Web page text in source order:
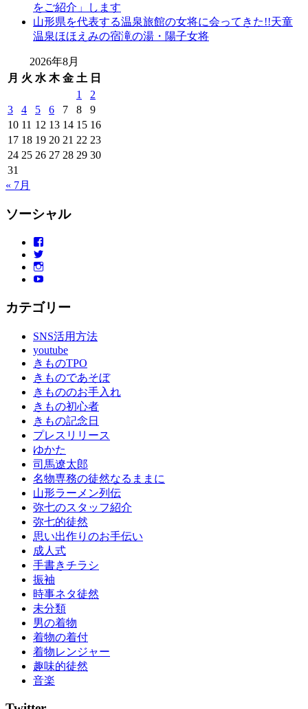
をご紹介」します
山形県を代表する温泉旅館の女将に会ってきた!!天童
温泉ほほえみの宿滝の湯・陽子女将
2026年8月
月 火 水 木 金 土 日
1
2
3
4 5 6 7 8
9
10 11 12 13 14 15 16
17 18 19 20 21 22 23
24 25 26 27 28 29 30
31
« 7月
ソーシャル
カテゴリー
SNS活用方法
youtube
きものTPO
きものであそぼ
きもののお手入れ
きもの初心者
きもの記念日
プレスリリース
ゆかた
司馬遼太郎
名物専務の徒然なるままに
山形ラーメン列伝
弥七のスタッフ紹介
弥七的徒然
思い出作りのお手伝い
成人式
手書きチラシ
振袖
時事ネタ徒然
未分類
男の着物
着物の着付
着物レンジャー
趣味的徒然
音楽